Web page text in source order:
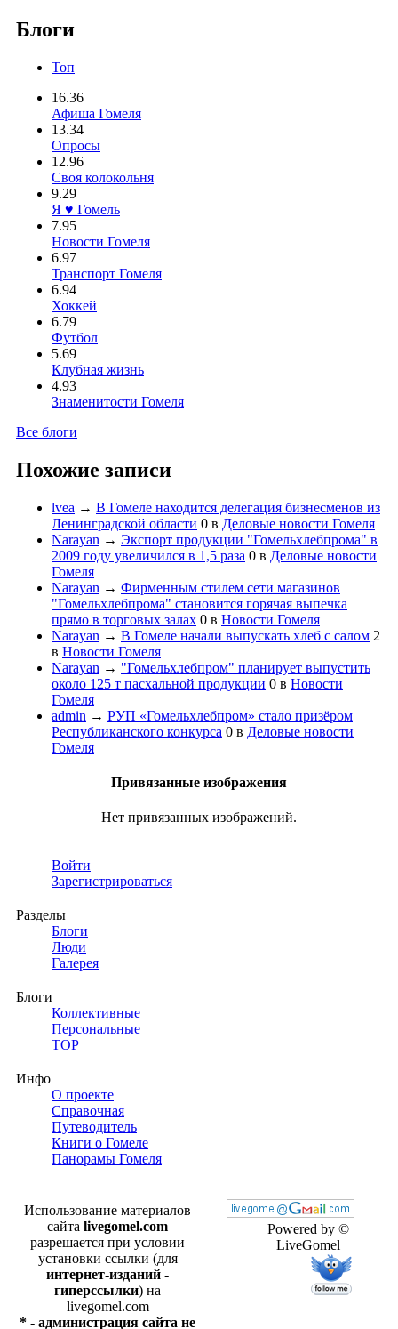
Блоги
Топ
16.36
Афиша Гомеля
13.34
Опросы
12.96
Своя колокольня
9.29
Я ♥ Гомель
7.95
Новости Гомеля
6.97
Транспорт Гомеля
6.94
Хоккей
6.79
Футбол
5.69
Клубная жизнь
4.93
Знаменитости Гомеля
Все блоги
Похожие записи
lvea → В Гомеле находится делегация бизнесменов из
Ленинградской области 0 в Деловые новости Гомеля
Narayan → Экспорт продукции "Гомельхлебпрома" в
2009 году увеличился в 1,5 раза 0 в Деловые новости
Гомеля
Narayan → Фирменным стилем сети магазинов
"Гомельхлебпрома" становится горячая выпечка
прямо в торговых залах 0 в Новости Гомеля
Narayan → В Гомеле начали выпускать хлеб с салом 2
в Новости Гомеля
Narayan → "Гомельхлебпром" планирует выпустить
около 125 т пасхальной продукции 0 в Новости
Гомеля
admin → РУП «Гомельхлебпром» стало призёром
Республиканского конкурса 0 в Деловые новости
Гомеля
Привязанные изображения
Нет привязанных изображений.
Войти
Зарегистрироваться
Разделы
Блоги
Люди
Галерея
Блоги
Коллективные
Персональные
TOP
Инфо
О проекте
Справочная
Путеводитель
Книги о Гомеле
Панорамы Гомеля
Powered by ©
LiveGomel
Использование материалов
сайта livegomel.com
разрешается при условии
установки ссылки (для
интернет-изданий -
гиперссылки) на
livegomel.com
* - администрация сайта не